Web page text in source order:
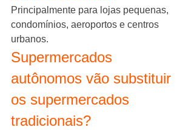
Principalmente para lojas pequenas,
condomínios, aeroportos e centros
urbanos.
Supermercados
autônomos vão substituir
os supermercados
tradicionais?